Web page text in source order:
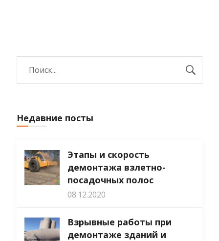
Недавние посты
Этапы и скорость
демонтажа взлетно-
посадочных полос
08.12.2020
Взрывные работы при
демонтаже зданий и